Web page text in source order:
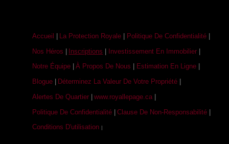
Accueil La Protection Royale Politique De Confidentialité
Nos Héros | Inscriptions | Investissement En Immobilier |
Notre Équipe
À Propos De Nous Estimation En Ligne
Blogue
Déterminez La Valeur De Votre Propriété
Alertes De Quartier
www.royallepage.ca
Politique De Confidentialité | Clause De Non-Responsabilité |
Conditions D'utilisation